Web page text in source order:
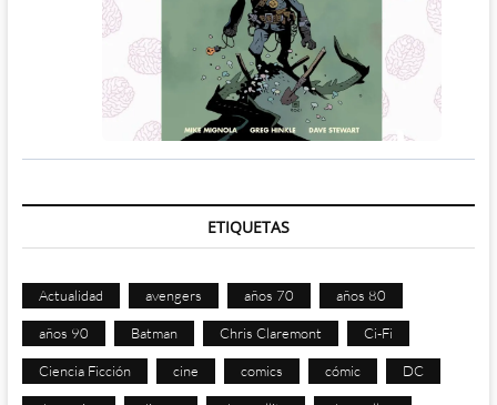
ETIQUETAS
Actualidad avengers años 70 años 80
años 90 Batman Chris Claremont Ci-Fi
Ciencia Ficción cine comics cómic DC